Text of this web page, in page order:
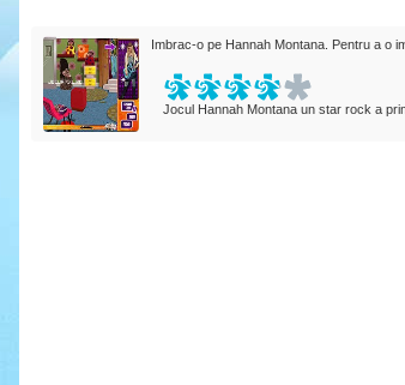
Imbrac-o pe Hannah Montana. Pentru a o
Jocul Hannah Montana un star rock a